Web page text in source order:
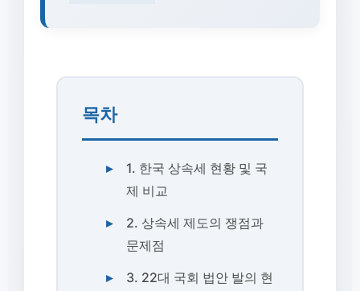
목차
1. 한국 상속세 현황 및 국
제 비교
2. 상속세 제도의 쟁점과
문제점
3. 22대 국회 법안 발의 현